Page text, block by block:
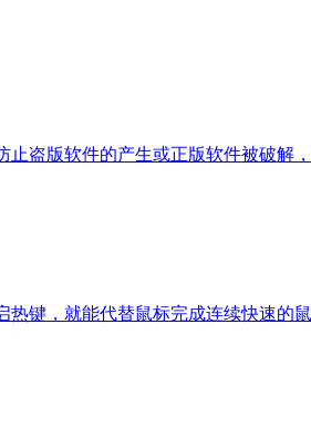
盗版软件的产生或正版软件被破解
键，就能代替鼠标完成连续快速的